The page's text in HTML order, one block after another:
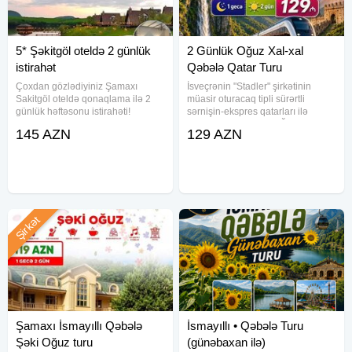
5* Şəkitgöl oteldə 2 günlük
istirahət
Çoxdan gözlədiyiniz Şamaxı
Sakitgöl oteldə qonaqlama ilə 2
günlük həftəsonu istirahəti!
Tufandağ Kompleksi • Nohurgöl
145 AZN
2 Günlük Oğuz Xal-xal
Qəbələ Qatar Turu
İsveçrənin "Stadler" şirkətinin
müasir oturacaq tipli sürərtli
sərnişin-ekspres qatarları ilə
QƏBƏLƏ QATAR TURU ! Qatarla 2
129 AZN
Şamaxı İsmayıllı Qəbələ
Şəki Oğuz turu
Şirkət
İsmayıllı • Qəbələ Turu
(günəbaxan ilə)